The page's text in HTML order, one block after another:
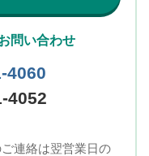
問い合わせ
4060
4052
連絡は翌営業日の